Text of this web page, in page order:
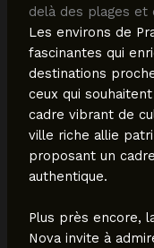
delà des plages et
Les environs de
fascinantes qui
destinations
ceux qui
cadre vibrant de
ville riche allie
proposant un
authentique.
Plus près encore,
Nova invite à